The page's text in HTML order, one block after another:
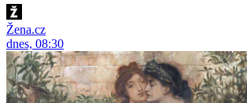
Žena.cz
dnes, 08:30